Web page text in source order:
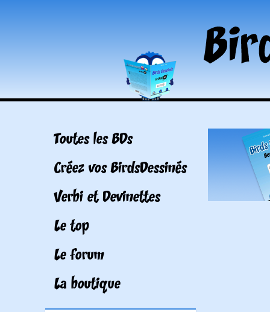
Toutes les BDs
Créez vos BirdsDessinés
Verbi et Devinettes
Le top
Le forum
La boutique